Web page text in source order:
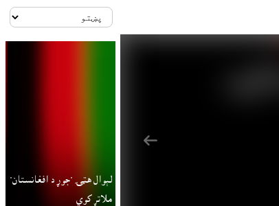
لېوال هټۍ "جوړ د افغانستان"
ملاتړ کوي